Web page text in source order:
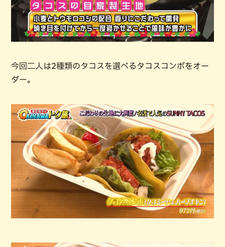
今回二人は2種類のタコスを選べるタコスコンボをオー
ダー。